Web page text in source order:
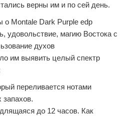
верны им и по сей день.
о Montale Dark Purple edp
удовольствие, магию Востока с
духов
им выявить целый спектр
переливается нотами
запахов.
до 12 часов. Как